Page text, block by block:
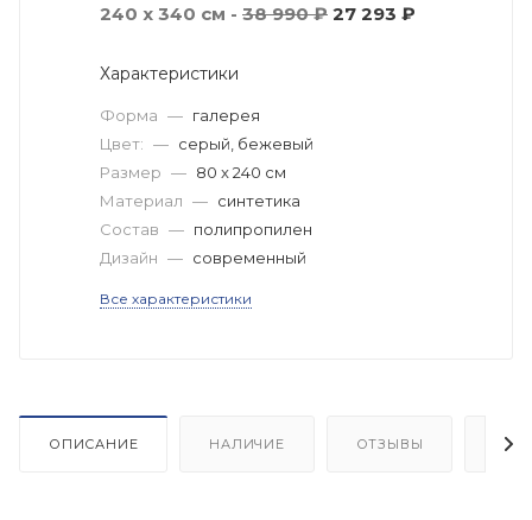
240 x 340 см - 38 990 ₽ 27 293 ₽
Характеристики
Форма — галерея
Цвет: — серый, бежевый
Размер — 80 x 240 см
Материал — синтетика
Состав — полипропилен
Дизайн — современный
Все характеристики
ОПИСАНИЕ НАЛИЧИЕ ОТЗЫВЫ